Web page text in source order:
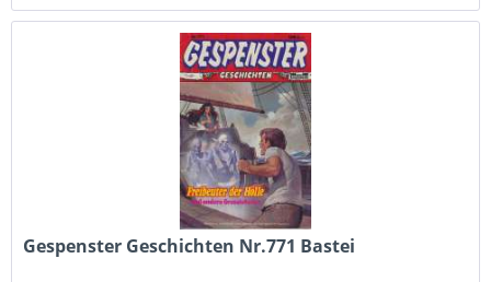
Gespenster Geschichten Nr.771 Bastei